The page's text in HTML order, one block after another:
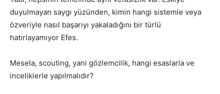
duyulmayan saygı yüzünden, kimin hangi sistemle veya
özveriyle nasıl başarıyı yakaladığını bir türlü
hatırlayamıyor Efes.
Mesela, scouting, yani gözlemcilik, hangi esaslarla ve
inceliklerle yapılmalıdır?